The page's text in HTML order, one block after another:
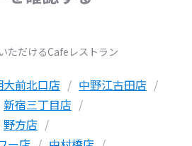
ただけるCafeレストラン
大前北口店
中野江古田店
新宿三丁目店
野方店